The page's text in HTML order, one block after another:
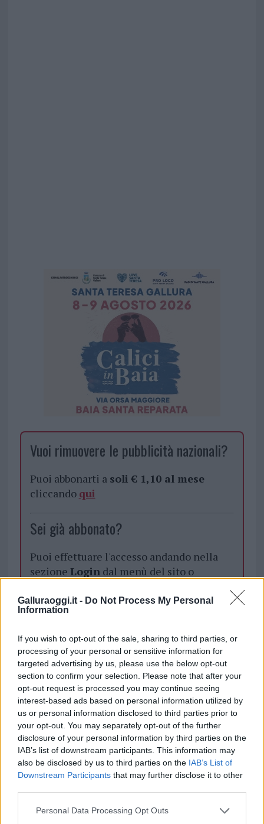
Galluraoggi.it - Do Not Process My Personal
Information
If you wish to opt-out of the sale, sharing to third parties, or
processing of your personal or sensitive information for
targeted advertising by us, please use the below opt-out
section to confirm your selection. Please note that after your
opt-out request is processed you may continue seeing
interest-based ads based on personal information utilized by
us or personal information disclosed to third parties prior to
your opt-out. You may separately opt-out of the further
disclosure of your personal information by third parties on the
IAB’s list of downstream participants. This information may
also be disclosed by us to third parties on the IAB’s List of
Downstream Participants that may further disclose it to other
Please note that this website/app uses one or more Google
Personal Data Processing Opt Outs
Vuoi rimuovere le pubblicità nazionali?
Puoi abbonarti a soli € 1,10 al mese
cliccando qui
Sei già abbonato?
Puoi effettuare l'accesso andando nella
sezione Logindal menù del sito o
Inviaci le tue segnalazioni,
i tuoi video e le tue foto
Su WhatsApp al numero +39
345 356 7512
Notizie in tempo reale?
Entra nel canale telegram di
GalluraOggi.it